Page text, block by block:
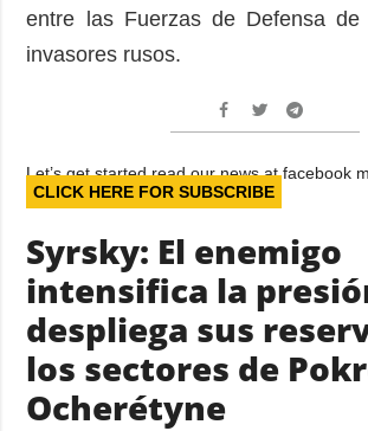
entre las Fuerzas de Defensa
invasores rusos.
Let’s get started read our news at facebook
CLICK HERE FOR SUBSCRIBE
Syrsky: El enemigo
intensifica la
despliega sus
los sectores de
Ocherétyne